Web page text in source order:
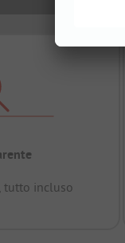
tutto incluso